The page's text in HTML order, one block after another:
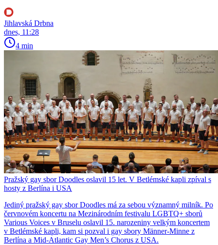
Jihlavská Drbna
dnes, 11:28
4 min
Pražský gay sbor Doodles oslavil 15 let. V Betlémské kapli zpíval s
hosty z Berlína i USA
Jediný pražský gay sbor Doodles má za sebou významný milník. Po
červnovém koncertu na Mezinárodním festivalu LGBTQ+ sborů
Various Voices v Bruselu oslavil 15. narozeniny velkým koncertem
v Betlémské kapli, kam si pozval i gay sbory Männer-Minne z
Berlína a Mid-Atlantic Gay Men’s Chorus z USA.